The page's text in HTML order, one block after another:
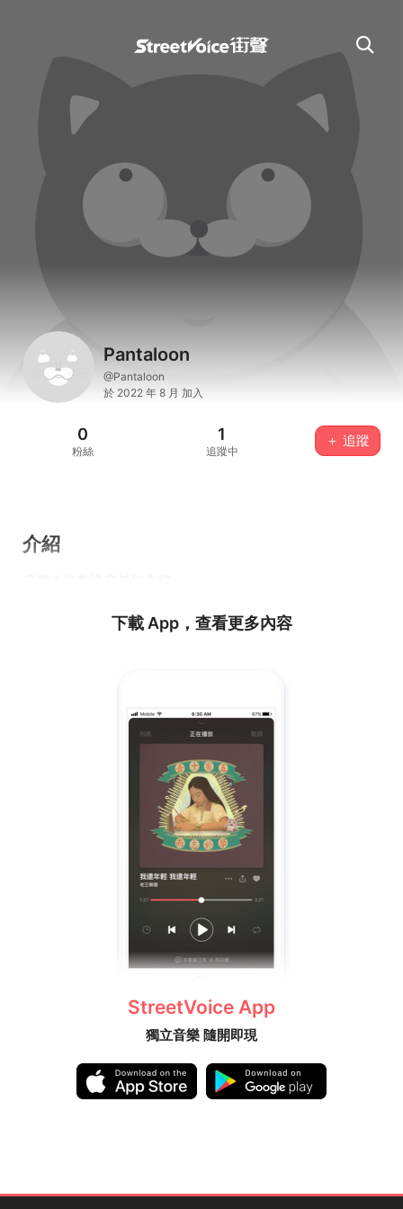
Pantaloon
@Pantaloon
於 2022 年 8 月 加入
0
粉絲
1
追蹤中
＋ 追蹤
介紹
下載 App，查看更多內容
StreetVoice App
獨立音樂 隨開即現